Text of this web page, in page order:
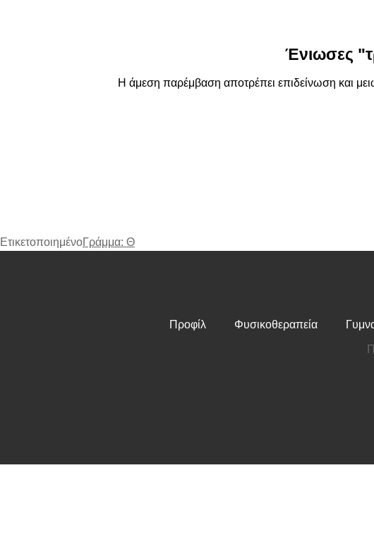
Ένιωσες
Η άμεση παρέμβαση αποτρέπει επιδείνωση και
ΕτικετοποιημένοΓράμμα: Θ
Προφίλ Φυσικοθεραπεία